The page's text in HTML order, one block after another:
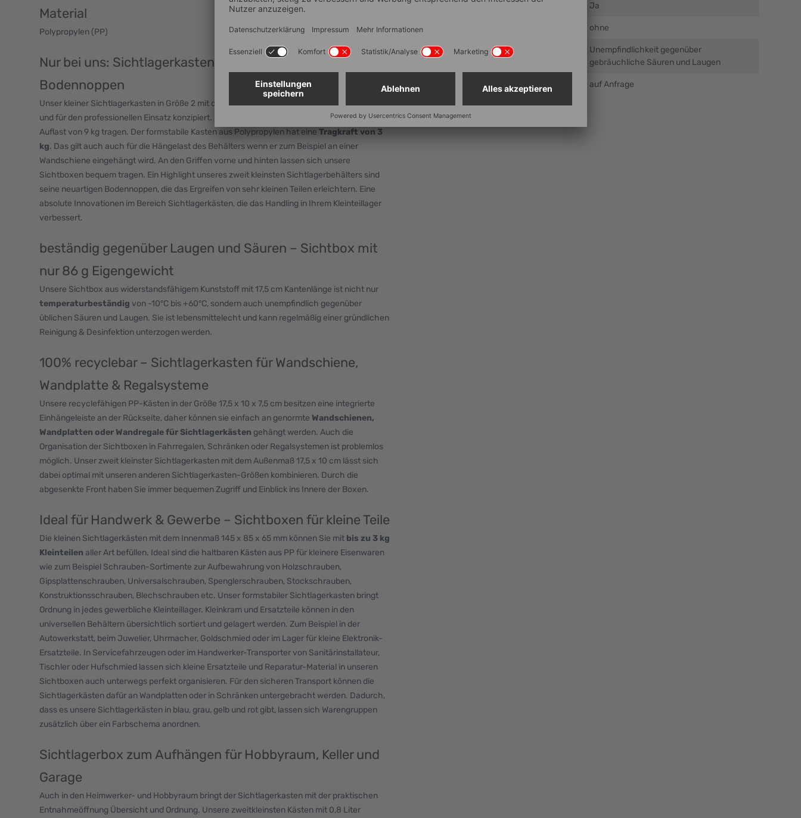
Material
Polypropylen (PP)
Nur bei uns: Sichtlagerkasten mit einzigartigen
Bodennoppen
Unser kleiner Sichtlagerkasten in Größe 2 mit dem Außenmaß 175 x 100 x 75 mm ist stapelbar
und für den professionellen Einsatz konzipiert. Durch die verstärkten Wände kann er eine
Auflast von 9 kg tragen. Der formstabile Kasten aus Polypropylen hat eine Tragkraft von 3
kg. Das gilt auch auch für die Hängelast des Behälters wenn er zum Beispiel an einer
Wandschiene eingehängt wird. An den Griffen vorne und hinten lassen sich unsere
Sichtboxen bequem tragen. Ein Highlight unseres zweit kleinsten Sichtlagerbehälters sind
seine neuartigen Bodennoppen, die das Ergreifen von sehr kleinen Teilen erleichtern. Eine
absolute Innovationen im Bereich Sichtlagerkästen, die das Handling in Ihrem Kleinteillager
verbessert.
beständig gegenüber Laugen und Säuren – Sichtbox mit
nur 86 g Eigengewicht
Unsere Sichtbox aus widerstandsfähigem Kunststoff mit 17,5 cm Kantenlänge ist nicht nur
temperaturbeständig von -10°C bis +60°C, sondern auch unempfindlich gegenüber
üblichen Säuren und Laugen. Sie ist lebensmittelecht und kann regelmäßig einer gründlichen
Reinigung & Desinfektion unterzogen werden.
100% recyclebar – Sichtlagerkasten für Wandschiene,
Wandplatte & Regalsysteme
Unsere recyclefähigen PP-Kästen in der Größe 17,5 x 10 x 7,5 cm besitzen eine integrierte
Einhängeleiste an der Rückseite, daher können sie einfach an genormte Wandschienen,
Wandplatten oder Wandregale für Sichtlagerkästen gehängt werden. Auch die
Organisation der Sichtboxen in Fahrregalen, Schränken oder Regalsystemen ist problemlos
möglich. Unser zweit kleinster Sichtlagerkasten mit dem Außenmaß 17,5 x 10 cm lässt sich
dabei optimal mit unseren anderen Sichtlagerkasten-Größen kombinieren. Durch die
abgesenkte Front haben Sie immer bequemen Zugriff und Einblick ins Innere der Boxen.
Ideal für Handwerk & Gewerbe – Sichtboxen für kleine Teile
Die kleinen Sichtlagerkästen mit dem Innenmaß 145 x 85 x 65 mm können Sie mit bis zu 3 kg
Kleinteilen aller Art befüllen. Ideal sind die haltbaren Kästen aus PP für kleinere Eisenwaren
wie zum Beispiel Schrauben-Sortimente zur Aufbewahrung von Holzschrauben,
Gipsplattenschrauben, Universalschrauben, Spenglerschrauben, Stockschrauben,
Konstruktionsschrauben, Blechschrauben etc. Unser formstabiler Sichtlagerkasten bringt
Ordnung in jedes gewerbliche Kleinteillager. Kleinkram und Ersatzteile können in den
universellen Behältern übersichtlich sortiert und gelagert werden. Zum Beispiel in der
Autowerkstatt, beim Juwelier, Uhrmacher, Goldschmied oder im Lager für kleine Elektronik-
Ersatzteile. In Servicefahrzeugen oder im Handwerker-Transporter von Sanitärinstallateur,
Tischler oder Hufschmied lassen sich kleine Ersatzteile und Reparatur-Material in unseren
Sichtboxen auch unterwegs perfekt organisieren. Für den sicheren Transport können die
Sichtlagerkästen dafür an Wandplatten oder in Schränken untergebracht werden. Dadurch,
dass es unsere Sichtlagerkästen in blau, grau, gelb und rot gibt, lassen sich Warengruppen
zusätzlich über ein Farbschema anordnen.
Sichtlagerbox zum Aufhängen für Hobbyraum, Keller und
Garage
Auch in den Heimwerker- und Hobbyraum bringt der Sichtlagerkasten mit der praktischen
Entnahmeöffnung Übersicht und Ordnung. Unsere zweitkleinsten Kästen mit 0,8 Liter
Stapelbar Ja
Griffstange ohne
Beständigkeit
Unempfindlichkeit gegenüber
gebräuchliche Säuren und Laugen
Sonderfarben möglich auf Anfrage